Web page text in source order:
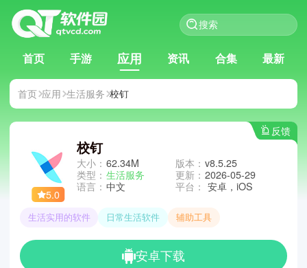
首页 手游 应用 资讯 合集 最新
首页 应用 生活服务 校钉
反馈
5.0
校钉
大小： 62.34M
类型： 生活服务
语言： 中文
版本： v8.5.25
更新： 2026-05-29
平台： 安卓，iOS
生活实用的软件 日常生活软件 辅助工具
安卓下载